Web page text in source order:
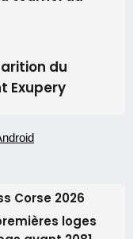
Corse 2026
loges
avant 2081
corses
faux vendeur de